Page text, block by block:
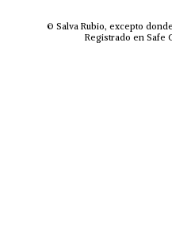
© Salva Rubio, excepto
Registrado en Safe